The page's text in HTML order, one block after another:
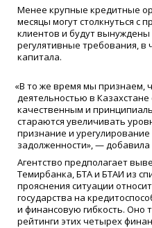
Менее крупные кредитные
месяцы могут столкнуться с
клиентов и будут
регулятивные требования, в
капитала.
«В то же время мы признаем,
деятельностью в
качественным и
стараются увеличивать
признание и
задолженности», —
Агентство предполагает
Темирбанка, БТА и БТАИ из
прояснения ситуации
государства на
и финансовую гибкость. Оно
рейтинги этих четырех